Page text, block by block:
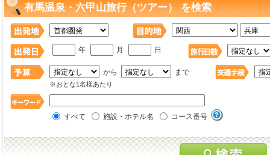
有馬温泉・六甲山旅行（ツアー） を検索
年 月 日
から まで
※おとな1名様あたり
すべて 施設・ホテル名 コース番号